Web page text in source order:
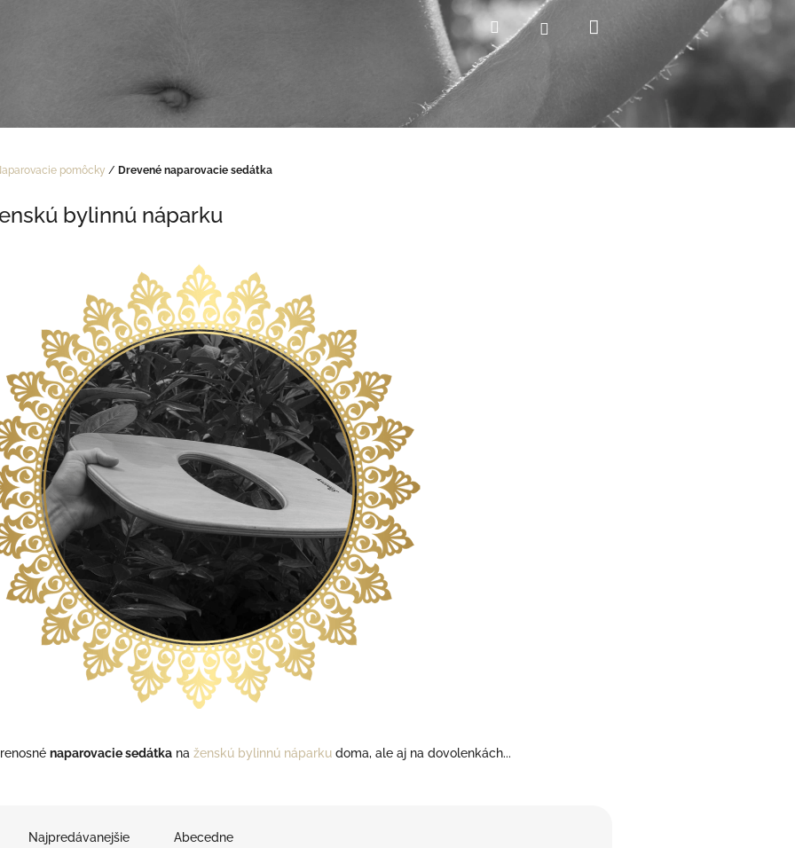
Hľadať Prihlásenie
pomôcky / Drevené naparovacie sedátka
bylinnú náparku
naparovacie sedátkana ženskú bylinnú náparkudoma, ale aj na dovolenkách...
Najpredávanejšie Abecedne